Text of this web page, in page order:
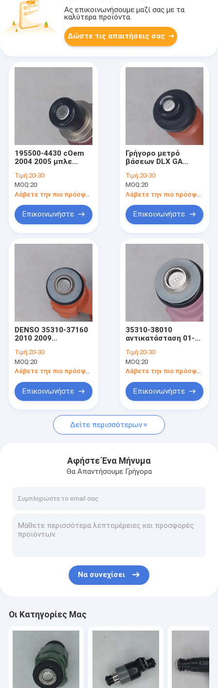
Προϊόντα
Περίπου εμείς
Ποιοτικός έλεγχος
Μας ελάτε σε επαφή με
Εγχυτήρες καυσίμων αυτοκινήτων
Εγχυτήρας καυσίμων Marelli Magneti
Εγχυτήρας καυσίμων των ΔΕΛΦΩΝ
Εγχυτήρας καυσίμων DENSO
Ας επικοινωνήσουμε μαζί σας με τα
καλύτερα προϊόντα.
Δώστε τις απαιτήσεις σας
195500-4430 cOem
2004 2005 μπλε
αντικατάστασης
εγχυτήρων καυσίμων
Denso Mazda Rx8
Τιμή:20-30
MOQ:20
Λάβετε την πιο πρόσφατη τιμή
Επικοινωνήστε
Γρήγορο μετρό
βάσεων DLX GA
1.3L καυσίμων Chevy
Suzuki DENSO
195500-3260 1998-
2001
Τιμή:20-30
MOQ:20
Επικοινωνήστε
DENSO 35310-37160
2010 2009
Elantra KIA 1.6L
εγχυτήρων καυσίμων
έμφασης 2004
Τιμή:20-30
MOQ:20
Λάβετε την πιο πρόσφατη τιμή
Επικοινωνήστε
35310-38010
αντικατάσταση 01-05
εγχυτήρων καυσίμων
της Hyundai Sonata
DENSO 99-05 2005
Τιμή:20-30
MOQ:20
Λάβετε την πιο πρόσφατη τιμή
Επικοινωνήστε
Δείτε περισσότερων
Αφήστε Ένα Μήνυμα
Θα Απαντήσουμε Γρήγορα
Να συνεχίσει
Οι Κατηγορίες Μας